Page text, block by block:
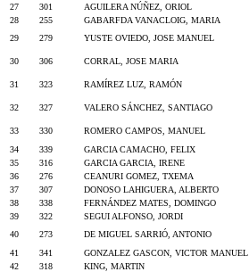
27
301 AGUILERA NÚÑEZ, ORIOL
28
255 GABARFDA VANACLOIG, MARIA
29
279 YUSTE OVIEDO, JOSE MANUEL
30 306 CORRAL, JOSE MARIA
31 323 RAMÍREZ LUZ, RAMÓN
32 327 VALERO SÁNCHEZ, SANTIAGO
33 330 ROMERO CAMPOS, MANUEL
34
339 GARCIA CAMACHO, FELIX
35
316 GARCIA GARCIA, IRENE
36
276 CEANURI GOMEZ, TXEMA
37
307 DONOSO LAHIGUERA, ALBERTO
38
338 FERNÁNDEZ MATES, DOMINGO
39
322 SEGUI ALFONSO, JORDI
40
273 DE MIGUEL SARRIÓ, ANTONIO
41
341 GONZALEZ GASCON, VICTOR MANUEL
42
318 KING, MARTIN